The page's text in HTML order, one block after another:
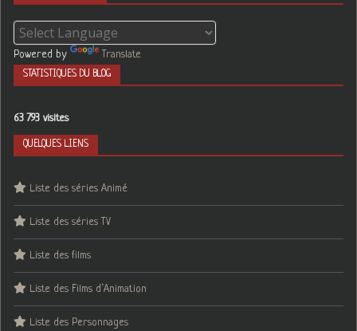
Powered by Translate
STATISTIQUES DU BLOG
63 793 visites
QUELQUES LIENS
Liste des séries Animé
Liste des séries TV
Liste des films
Liste des Films d’Animation
Liste des Personnages